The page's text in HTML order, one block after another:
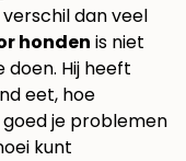
dan veel
honden is niet
Hij heeft
eet, hoe
je problemen
kunt